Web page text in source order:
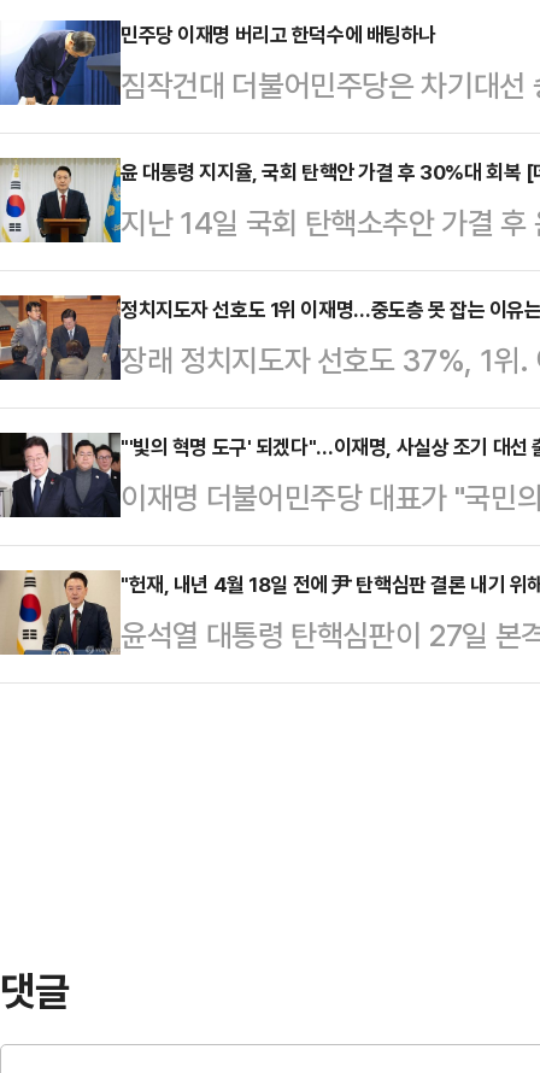
민주당 이재명 버리고 한덕수에 배팅하나
짐작건대 더불어민주당은 차기대
를 포기한 모양이다. 대신 집어 든
측 아닌가? 이 대표는 도덕적 법적
여론조사에서 압도적 원톱이지만
대선 때도 그는 대통령 당선이 떼어
었다. 그러나 결과는 패배였다.당
대 총선에서 민주당이 확보한 압도
으로 나타날 가능성…
윤 대통령 지지율, 국회 탄핵안 가결 후 30%대 회복
지난 14일 국회 탄핵소추안 가결
반 상승했다. 여야의 극단적 대립
보수층이 결집한 영향으로 보인다.
공정㈜에 의뢰해 지난 23~24일 이
대한 지지율은 30.4%(매우 지지
'지지하지 않는다'는 응답은
않는 편 5.7%)였다. 직전 조사(9
정치지도자 선호도 1위 이재명…중도층 못 잡는 이유
장래 정치지도자 선호도 37%, 1위.
국민의 시각이다. 의견 유보 비율
민심의 현 주소다. 지난 3일 비상계
대표를 향한 중도층의 표심은 제자
여론조사와 중도층 지지 장애물의
야 대권 주자를 합해 부동의 대권주
일부터 19일까지 100% 무선전화
갈 정치지도…
"'빛의 혁명 도구' 되겠다"…이재명, 사실상 조기 대선
이재명 더불어민주당 대표가 "국민
에 따라 빛의 혁명을 위한 유용한
석열 대통령 탄핵 인용 가능성, 조
권 도전을 선언한 것으로 풀이된다
'내란사태 대국민성명'을 통해 "국
"헌재, 내년 4월 18일 전에 尹 탄핵심판 결론 내기
윤석열 대통령 탄핵심판이 27일 본
고 국회 측은 신속히 할 것을, 윤 대
댓글